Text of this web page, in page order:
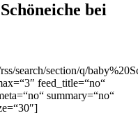
bei
search/section/q/
feed_title=“no“
summary=“no“